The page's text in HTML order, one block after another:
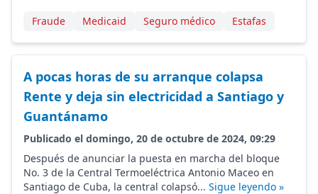
Fraude Medicaid Seguro médico Estafas
A pocas horas de su arranque colapsa
Rente y deja sin electricidad a Santiago y
Guantánamo
Publicado el domingo, 20 de octubre de 2024, 09:29
Después de anunciar la puesta en marcha del bloque
No. 3 de la Central Termoeléctrica Antonio Maceo en
Santiago de Cuba, la central colapsó... Sigue leyendo »